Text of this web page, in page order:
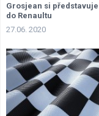
Grosjean si
do Renaultu
27.06. 2020